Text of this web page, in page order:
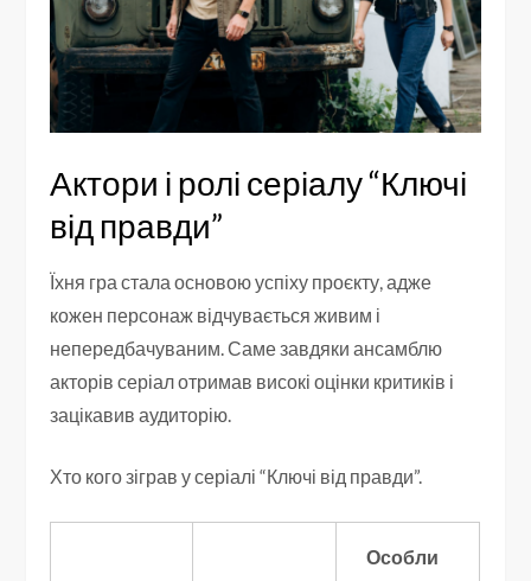
Актори і ролі серіалу “Ключі
від правди”
Їхня гра стала основою успіху проєкту, адже
кожен персонаж відчувається живим і
непередбачуваним. Саме завдяки ансамблю
акторів серіал отримав високі оцінки критиків і
зацікавив аудиторію.
Хто кого зіграв у серіалі “Ключі від правди”.
Особли